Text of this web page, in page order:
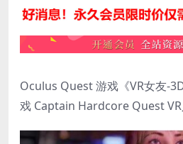
Oculus Quest 游戏《VR女友-
戏 Captain Hardcore Quest